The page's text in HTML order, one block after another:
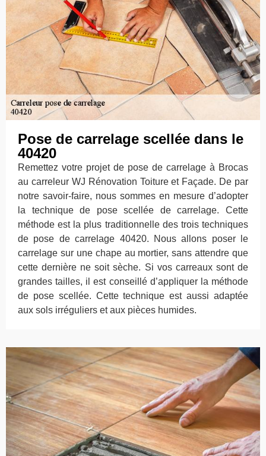
Pose de carrelage scellée dans le
40420
Remettez votre projet de pose de carrelage à Brocas
au carreleur WJ Rénovation Toiture et Façade. De par
notre savoir-faire, nous sommes en mesure d’adopter
la technique de pose scellée de carrelage. Cette
méthode est la plus traditionnelle des trois techniques
de pose de carrelage 40420. Nous allons poser le
carrelage sur une chape au mortier, sans attendre que
cette dernière ne soit sèche. Si vos carreaux sont de
grandes tailles, il est conseillé d’appliquer la méthode
de pose scellée. Cette technique est aussi adaptée
aux sols irréguliers et aux pièces humides.